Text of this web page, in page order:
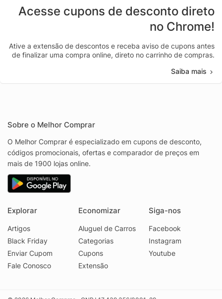
Acesse cupons de desconto direto
no Chrome!
Ative a extensão de descontos e receba aviso de cupons antes
de finalizar uma compra online, direto no carrinho de compras.
Saiba mais
Sobre o Melhor Comprar
O Melhor Comprar é especializado em cupons de desconto,
códigos promocionais, ofertas e comparador de preços em
mais de 1900 lojas online.
Explorar
Artigos
Black Friday
Enviar Cupom
Fale Conosco
Economizar
Aluguel de Carros
Categorias
Cupons
Extensão
Siga-nos
Facebook
Instagram
Youtube